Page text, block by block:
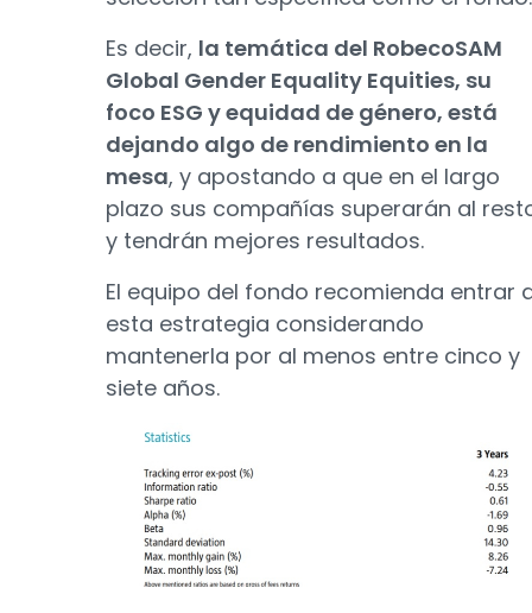
Es decir, la temática del RobecoSAM
Global Gender Equality Equities, su
foco ESG y equidad de género, está
dejando algo de rendimiento en la
mesa, y apostando a que en el largo
plazo sus compañías superarán al
y tendrán mejores resultados.
El equipo del fondo recomienda entrar
esta estrategia considerando
mantenerla por al menos entre cinco y
siete años.